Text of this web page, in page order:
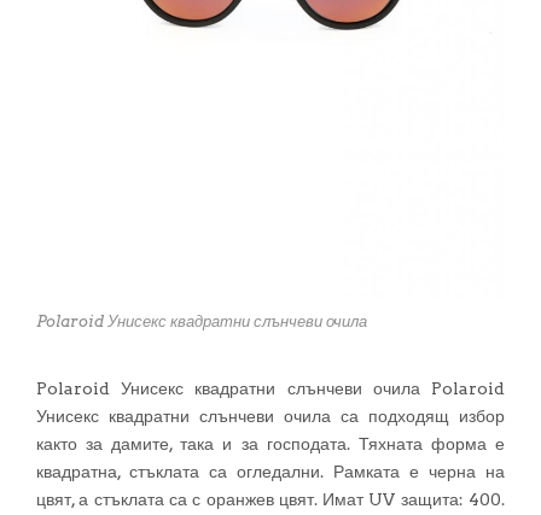
Polaroid Унисекс квадратни слънчеви очила
Polaroid Унисекс квадратни слънчеви очила Polaroid
Унисекс квадратни слънчеви очила са подходящ избор
както за дамите, така и за господата. Тяхната форма е
квадратна, стъклата са огледални. Рамката е черна на
цвят, а стъклата са с оранжев цвят. Имат UV защита: 400.